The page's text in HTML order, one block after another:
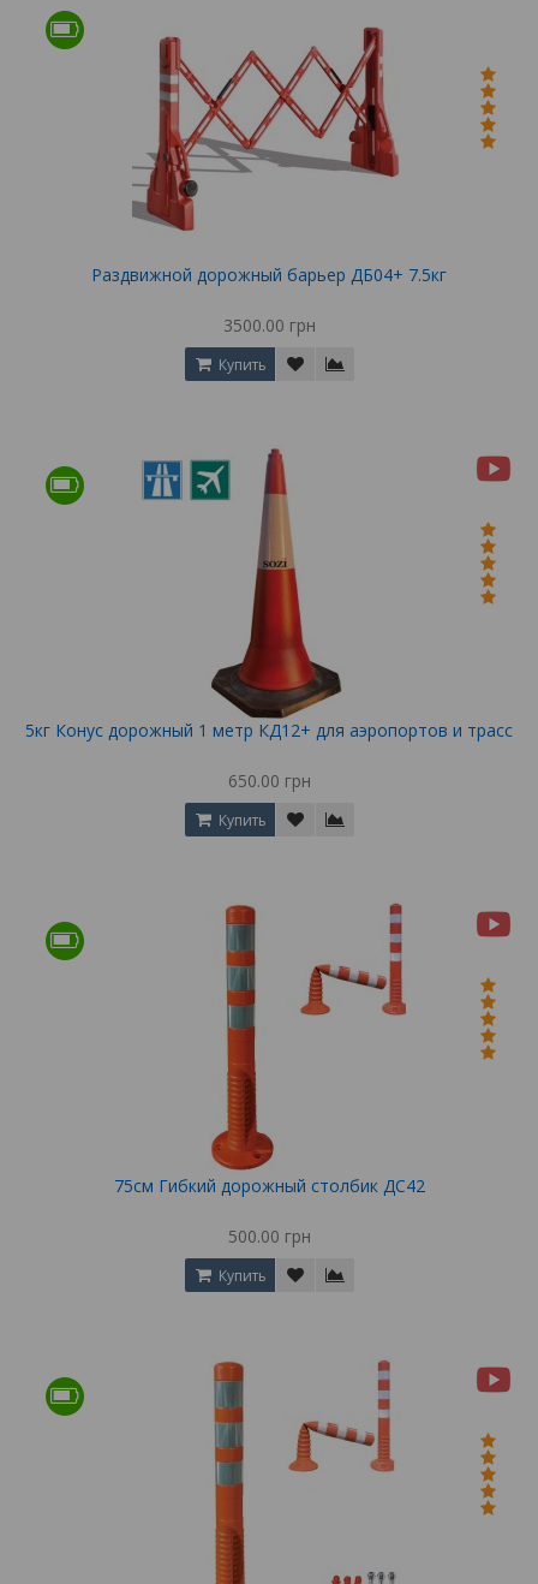
Раздвижной дорожный барьер ДБ04+ 7.5кг
3500.00 грн
Купить
5кг Конус дорожный 1 метр КД12+ для аэропортов и трасс
650.00 грн
Купить
75см Гибкий дорожный столбик ДС42
500.00 грн
Купить